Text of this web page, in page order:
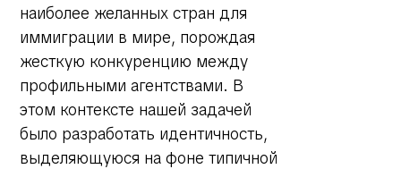
наиболее желанных стран для
иммиграции в мире, порождая
жесткую конкуренцию между
профильными агентствами. В
этом контексте нашей задачей
было разработать идентичность,
выделяющуюся на фоне типичной